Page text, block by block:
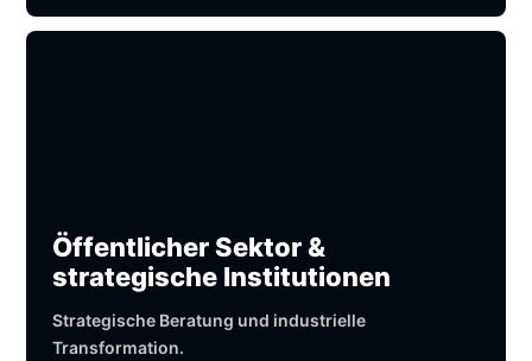
Öffentlicher Sektor &
strategische Institutionen
Strategische Beratung und industrielle
Transformation.